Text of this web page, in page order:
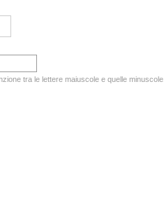
tra le lettere maiuscole e quelle minuscole.